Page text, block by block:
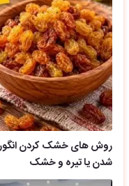
روش های خشک کردن انگور
شدن یا تیره و خشک